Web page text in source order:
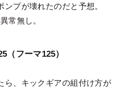
プが壊れたのだと予想。
常無し。
フーマ125）
ら、キックギアの組付け方が